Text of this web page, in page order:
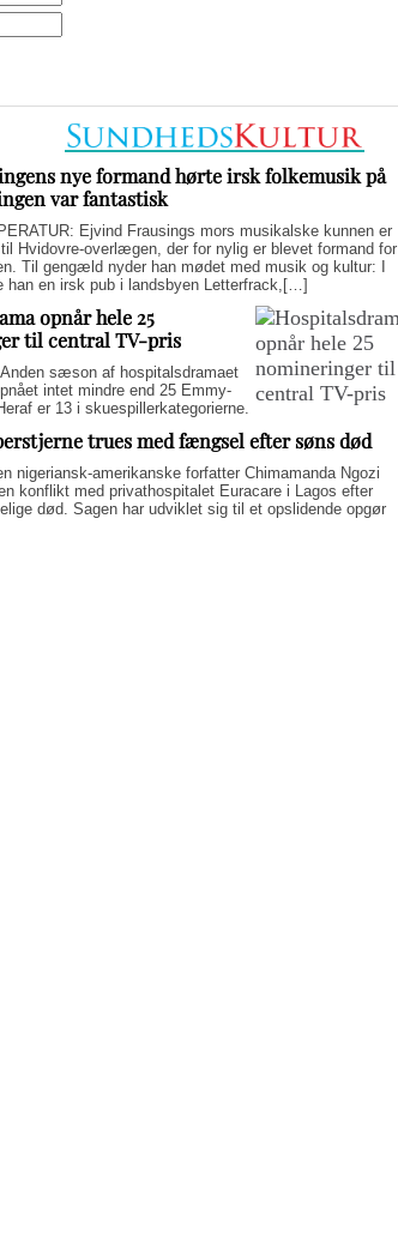
nye formand hørte irsk folkemusik på
var fantastisk
Ejvind Frausings mors musikalske kunnen er
Hvidovre-overlægen, der for nylig er blevet formand for
Til gengæld nyder han mødet med musik og kultur: I
han en irsk pub i landsbyen Letterfrack,[…]
opnår hele 25
til central TV-pris
sæson af hospitalsdramaet
intet mindre end 25 Emmy-
er 13 i skuespillerkategorierne.
trues med fængsel efter søns død
nigeriansk-amerikanske forfatter Chimamanda Ngozi
konflikt med privathospitalet Euracare i Lagos efter
død. Sagen har udviklet sig til et opslidende opgør